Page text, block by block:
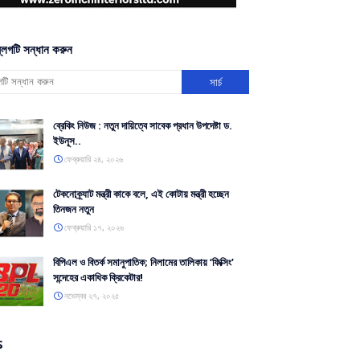
সন্ধান করুন
ব্রেকিং নিউজ : নতুন দায়িত্বে সাবেক প্রধান উপদেষ্টা ড.
ইউনূস..
ফেব্রুয়ারি ২৪, ২০২৬
টেকনোক্র্যাট মন্ত্রী কাকে বলে, এই কোটায় মন্ত্রী হচ্ছেন
তিনজন নতুন
ফেব্রুয়ারি ১৭, ২০২৬
বিপিএল ও বিতর্ক সমানুপাতিক; নিলামের তালিকায় ‘ফিক্সিং’
সন্দেহের একাধিক ক্রিকেটার!
নভেম্বর ২৭, ২০২৫